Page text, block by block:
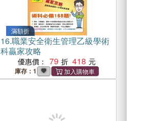
滿額折
16.職業安全衛生管理乙級學術
科贏家攻略
優惠價： 79 418
庫存：1